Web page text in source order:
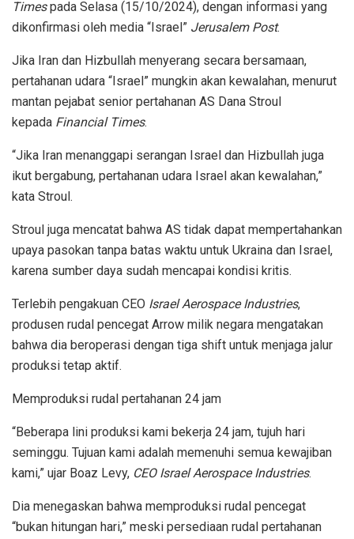
Timespada Selasa (15/10/2024), dengan informasi yang
dikonfirmasi oleh media “Israel” Jerusalem Post.
Jika Iran dan Hizbullah menyerang secara bersamaan,
pertahanan udara “Israel” mungkin akan kewalahan, menurut
mantan pejabat senior pertahanan AS Dana Stroul
kepada Financial Times.
“Jika Iran menanggapi serangan Israel dan Hizbullah juga
ikut bergabung, pertahanan udara Israel akan kewalahan,”
kata Stroul.
Stroul juga mencatat bahwa AS tidak dapat mempertahankan
upaya pasokan tanpa batas waktu untuk Ukraina dan Israel,
karena sumber daya sudah mencapai kondisi kritis.
Terlebih pengakuan CEO Israel Aerospace Industries,
produsen rudal pencegat Arrow milik negara mengatakan
bahwa dia beroperasi dengan tiga shift untuk menjaga jalur
produksi tetap aktif.
Memproduksi rudal pertahanan 24 jam
“Beberapa lini produksi kami bekerja 24 jam, tujuh hari
seminggu. Tujuan kami adalah memenuhi semua kewajiban
kami,” ujar Boaz Levy, CEO Israel Aerospace Industries.
Dia menegaskan bahwa memproduksi rudal pencegat
“bukan hitungan hari,” meski persediaan rudal pertahanan